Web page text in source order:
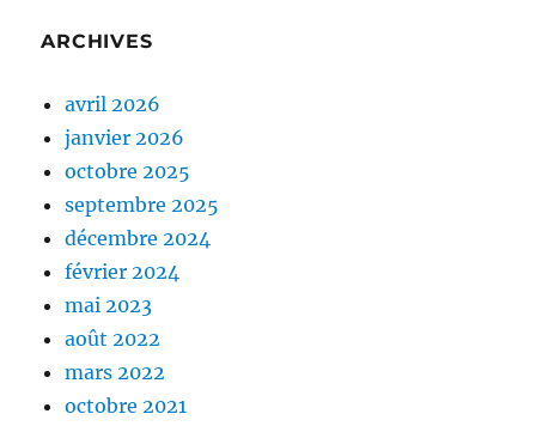
ARCHIVES
avril 2026
janvier 2026
octobre 2025
septembre 2025
décembre 2024
février 2024
mai 2023
août 2022
mars 2022
octobre 2021